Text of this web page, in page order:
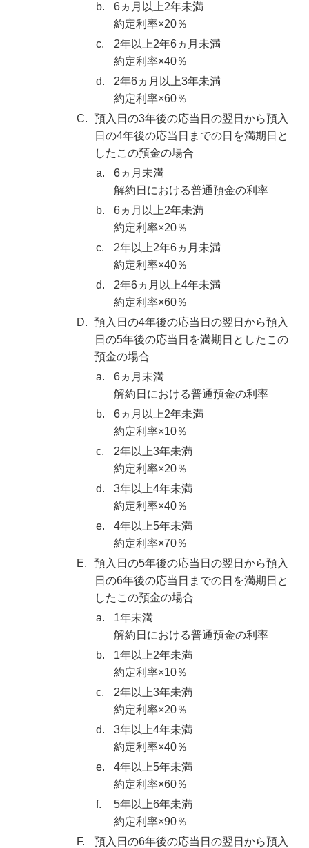
b.
6ヵ月以上2年未満
約定利率×20％
c.
2年以上2年6ヵ月未満
約定利率×40％
d.
2年6ヵ月以上3年未満
約定利率×60％
C.
預入日の3年後の応当日の翌日から預入
日の4年後の応当日までの日を満期日と
したこの預金の場合
a.
6ヵ月未満
解約日における普通預金の利率
b.
6ヵ月以上2年未満
約定利率×20％
c.
2年以上2年6ヵ月未満
約定利率×40％
d.
2年6ヵ月以上4年未満
約定利率×60％
D.
預入日の4年後の応当日の翌日から預入
日の5年後の応当日を満期日としたこの
預金の場合
a.
6ヵ月未満
解約日における普通預金の利率
b.
6ヵ月以上2年未満
約定利率×10％
c.
2年以上3年未満
約定利率×20％
d.
3年以上4年未満
約定利率×40％
e.
4年以上5年未満
約定利率×70％
E.
預入日の5年後の応当日の翌日から預入
日の6年後の応当日までの日を満期日と
したこの預金の場合
a.
1年未満
解約日における普通預金の利率
b.
1年以上2年未満
約定利率×10％
c.
2年以上3年未満
約定利率×20％
d.
3年以上4年未満
約定利率×40％
e.
4年以上5年未満
約定利率×60％
f.
5年以上6年未満
約定利率×90％
F.
預入日の6年後の応当日の翌日から預入